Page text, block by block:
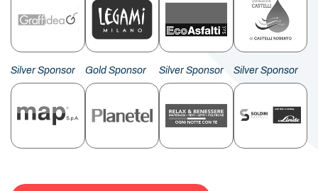
Silver Sponsor Gold Sponsor Silver Sponsor Silver Sponsor